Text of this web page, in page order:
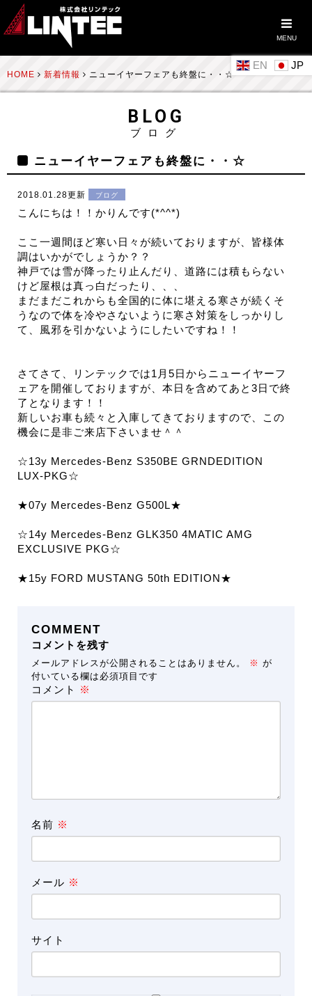
MENU
EN
HOME 新着情報 ニューイヤーフェアも終盤に・・☆
BLOG
ブログ
ニューイヤーフェアも終盤に・・☆
2018.01.28更新 ブログ
こんにちは！！かりんです(*^^*)
ここ一週間ほど寒い日々が続いておりますが、皆様体
調はいかがでしょうか？？
神戸では雪が降ったり止んだり、道路には積もらない
けど屋根は真っ白だったり、、、
まだまだこれからも全国的に体に堪える寒さが続くそ
うなので体を冷やさないように寒さ対策をしっかりし
て、風邪を引かないようにしたいですね！！
さてさて、リンテックでは1月5日からニューイヤーフ
ェアを開催しておりますが、本日を含めてあと3日で終
了となります！！
新しいお車も続々と入庫してきておりますので、この
機会に是非ご来店下さいませ＾＾
☆13y Mercedes-Benz S350BE GRNDEDITION
LUX-PKG☆
★07y Mercedes-Benz G500L★
☆14y Mercedes-Benz GLK350 4MATIC AMG
EXCLUSIVE PKG☆
★15y FORD MUSTANG 50th EDITION★
COMMENT
コメントを残す
メールアドレスが公開されることはありません。 ※ が
付いている欄は必須項目です
コメント ※
名前 ※
メール ※
サイト